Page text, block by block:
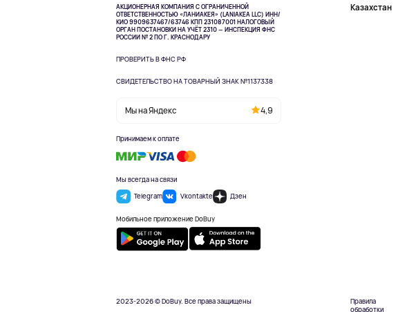
АКЦИОНЕРНАЯ КОМПАНИЯ С ОГРАНИЧЕННОЙ
ОТВЕТСТВЕННОСТЬЮ «ЛАНИАКЕЯ» (LANIAKEA LLC) ИНН/
КИО 9909637467/63746 КПП 231087001 НАЛОГОВЫЙ
ОРГАН ПОСТАНОВКИ НА УЧЁТ 2310 — ИНСПЕКЦИЯ ФНС
РОССИИ № 2 ПО Г. КРАСНОДАРУ
ПРОВЕРИТЬ В ФНС РФ
СВИДЕТЕЛЬСТВО НА ТОВАРНЫЙ ЗНАК №1137338
Мы на Яндекс 4,9
Принимаем к оплате
Мы всегда на связи
Telegram
Vkontakte Дзен
Мобильное приложение DoBuy
Казахстан
2023-2026 © DoBuy. Все права защищены
Правила
обработки